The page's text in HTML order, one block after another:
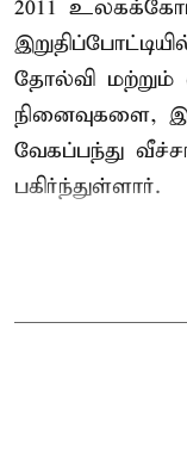
2011
தோல்வி மற்றும்
நினைவுகளை,
வேகப்பந்து
பகிர்ந்துள்ளார்.